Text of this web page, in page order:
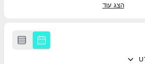
הצג עוד